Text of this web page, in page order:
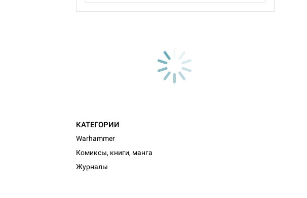
КАТЕГОРИИ
Warhammer
Комиксы, книги, манга
Журналы